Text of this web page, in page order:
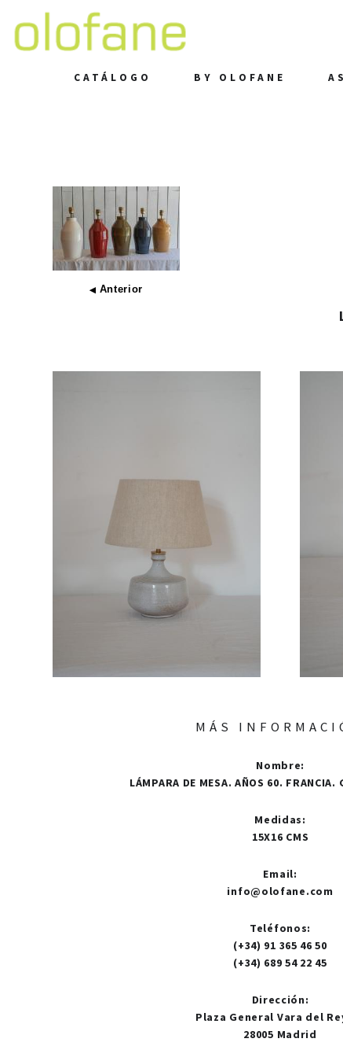
CATÁLOGO BY OLOFANE
◀ Anterior
MÁS
Nombre:
LÁMPARA DE MESA. AÑOS 60. FRANCIA.
Medidas:
15X16 CMS
Email:
info@olofane.com
Teléfonos:
(+34) 91 365 46 50
(+34) 689 54 22 45
Dirección:
Plaza General Vara del
28005 Madrid